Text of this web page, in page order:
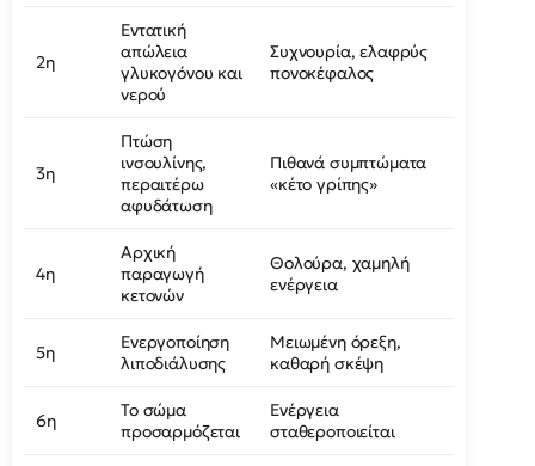
2η
Εντατική
απώλεια
γλυκογόνου και
νερού
Συχνουρία, ελαφρύς
πονοκέφαλος
3η
Πτώση
ινσουλίνης,
περαιτέρω
αφυδάτωση
Πιθανά συμπτώματα
«κέτο γρίπης»
4η
Αρχική
παραγωγή
κετονών
Θολούρα, χαμηλή
ενέργεια
5η
Ενεργοποίηση
λιποδιάλυσης
Μειωμένη όρεξη,
καθαρή σκέψη
6η
Το σώμα
προσαρμόζεται
Ενέργεια
σταθεροποιείται